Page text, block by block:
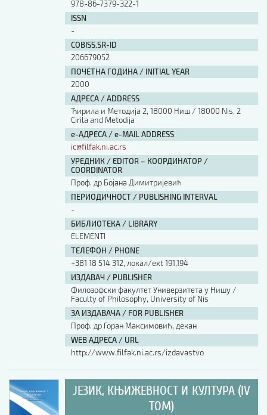
978-86-7379-322-1
ISSN
-
COBISS.SR-ID
206679052
ПОЧЕТНА ГОДИНА / INITIAL YEAR
2000
АДРЕСА / ADDRESS
Ћирила и Методија 2, 18000 Ниш / 18000 Nis, 2
Cirila and Metodija
е-АДРЕСА / e-MAIL ADDRESS
ic@filfak.ni.ac.rs
УРЕДНИК / EDITOR – КООРДИНАТОР /
COORDINATOR
Проф. др Бојана Димитријевић
ПЕРИОДИЧНОСТ / PUBLISHING INTERVAL
-
БИБЛИОТЕКА / LIBRARY
ЕLEMENTI
ТЕЛЕФОН / PHONE
+381 18 514 312, локал/ext 191,194
ИЗДАВАЧ / PUBLISHER
Филозофски факултет Универзитета у Нишу /
Faculty of Philosophy, University of Nis
ЗА ИЗДАВАЧА / FOR PUBLISHER
Проф. др Горан Максимовић, декан
WEB АДРЕСА / URL
http://www.filfak.ni.ac.rs/izdavastvo
ЈЕЗИК, КЊИЖЕВНОСТ И КУЛТУРА (IV
ТОМ)